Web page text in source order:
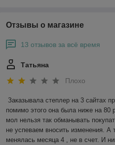
Отзывы о магазине
13 отзывов за всё время
Татьяна
Плохо
Заказывала степлер на 3 сайтах
помимо этого она была ниже на 80
мол нельзя так обманывать
не успеваем вносить изменения. А
менялась месяца 4 , не в счет. И